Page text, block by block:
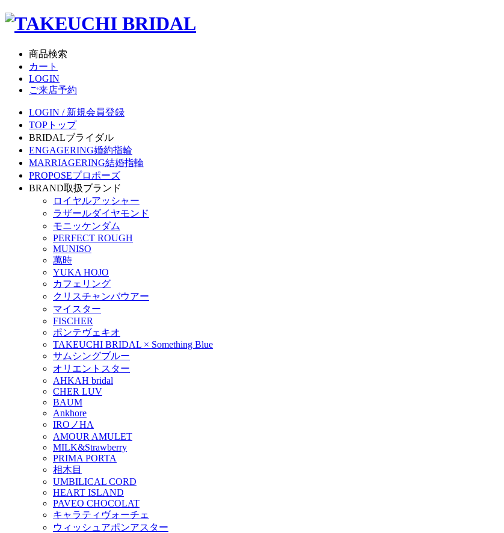
商品検索
カート
LOGIN
ご来店予約
LOGIN / 新規会員登録
TOP トップ
BRIDALブライダル
ENGAGERING婚約指輪
MARRIAGERING結婚指輪
PROPOSEプロポーズ
BRAND取扱ブランド
ロイヤルアッシャー
ラザールダイヤモンド
モニッケンダム
PERFECT ROUGH
MUNISO
萬時
YUKA HOJO
カフェリング
クリスチャンバウアー
マイスター
FISCHER
ポンテヴェキオ
TAKEUCHI BRIDAL × Something Blue
サムシングブルー
オリエントスター
AHKAH bridal
CHER LUV
BAUM
Ankhore
IROノHA
AMOUR AMULET
MILK&Strawberry
PRIMA PORTA
相木目
UMBILICAL CORD
HEART ISLAND
PAVEO CHOCOLAT
キャラティヴォーチェ
ウィッシュアポンアスター